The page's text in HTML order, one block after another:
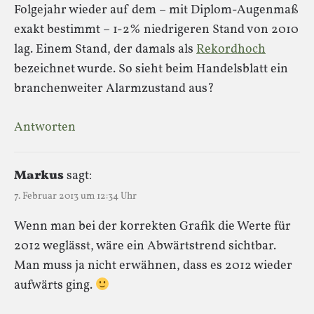
Folgejahr wieder auf dem – mit Diplom-Augenmaß
exakt bestimmt – 1-2% niedrigeren Stand von 2010
lag. Einem Stand, der damals als Rekordhoch
bezeichnet wurde. So sieht beim Handelsblatt ein
branchenweiter Alarmzustand aus?
Antworten
Markussagt:
7. Februar 2013 um 12:34 Uhr
Wenn man bei der korrekten Grafik die Werte für
2012 weglässt, wäre ein Abwärtstrend sichtbar.
Man muss ja nicht erwähnen, dass es 2012 wieder
aufwärts ging.